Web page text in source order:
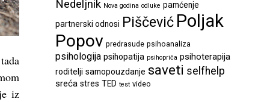
iz
Nedeljnik Nova godina odluke pamćenje
partnerski odnosi Piščević Poljak
Popov predrasude psihoanaliza
psihologija psihopatija psihopriča psihoterapija
roditelji samopouzdanje saveti selfhelp
sreća stres TED test video